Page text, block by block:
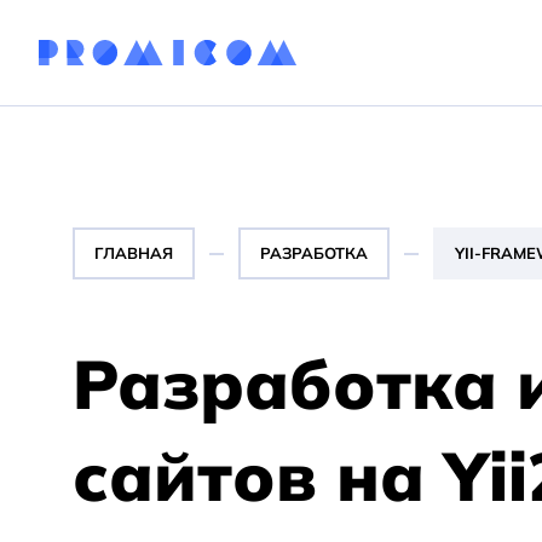
Разработка сайтов
Разработка сайтов на Вордпресс (WordPress)
Разработка проектов на Laravel
Разработка проектов на Yii2
Создание интернет-магазинов
ГЛАВНАЯ РАЗРАБОТКА YII-
Разработка
сайтов на